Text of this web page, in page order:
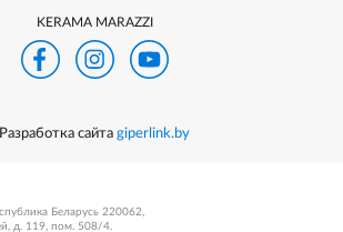
KERAMA MARAZZI
Разработка сайта giperlink.by
Беларусь 220062,
д. 119, пом. 508/4.